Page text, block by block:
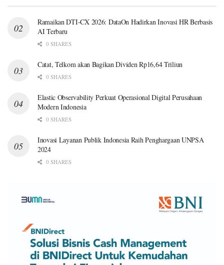
Ramaikan DTI-CX 2026: DataOn Hadirkan Inovasi HR Berbasis
AI Terbaru
0 SHARES
Catat, Telkom akan Bagikan Dividen Rp16,64 Triliun
0 SHARES
Elastic Observability Perkuat Operasional Digital Perusahaan
Modern Indonesia
0 SHARES
Inovasi Layanan Publik Indonesia Raih Penghargaan UNPSA
2024
0 SHARES